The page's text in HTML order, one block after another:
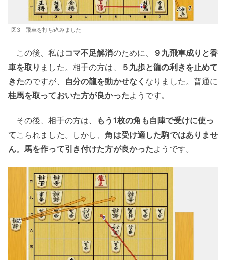
図3 飛車を打ち込みました
この後、私はコマ不足解消のために、
９九飛車成りと香
車を取り ました。相手の方は、
５九歩と龍の利きを止めて
きたのですが、 自分の龍を動かせなく なりました。普通に
桂馬を取っておいた方が良かったようです。
その後、相手の方は、
もう1枚の角も自陣で受けに使っ
てこられました。しかし、 角は受け適した駒ではありませ
ん。 馬を作って引き付けた方が良かったようです。